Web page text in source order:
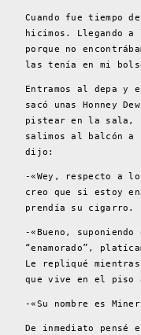
Cuando fue tiempo
hicimos. Llegando
porque no
las tenía en mi
Entramos al depa y
sacó unas Honney
pistear en la sala,
salimos al balcón a
dijo:
-«Wey, respecto a
creo que si estoy
prendía su cigarro.
-«Bueno,
“enamorado”,
Le repliqué
que vive en el piso
-«Su nombre es
De inmediato pensé